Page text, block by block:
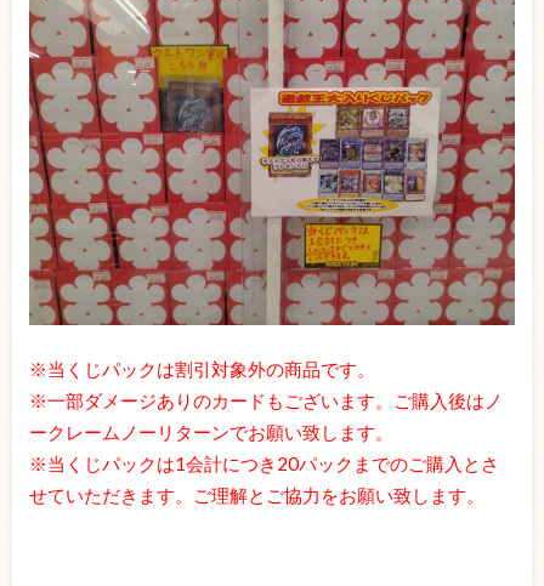
※当くじパックは割引対象外の商品です。
※一部ダメージありのカードもございます。ご購入後はノ
ークレームノーリターンでお願い致します。
※当くじパックは1会計につき20パックまでのご購入とさ
せていただきます。ご理解とご協力をお願い致します。